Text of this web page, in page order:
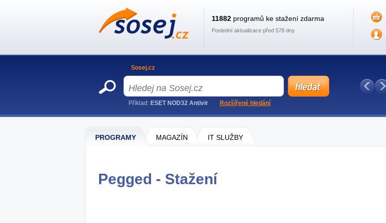
PROGRAMY MAGAZÍN IT SLUŽBY
Pegged - Stažení
11882 programů ke stažení zdarma
Poslední aktualizace před 578 dny
Sosej.cz
Příklad: ESET NOD32 Antivir Rozšířené hledání